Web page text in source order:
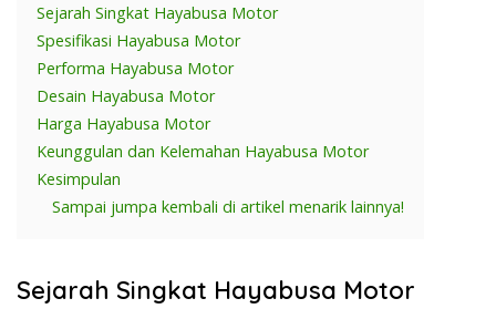
Sejarah Singkat Hayabusa Motor
Spesifikasi Hayabusa Motor
Performa Hayabusa Motor
Desain Hayabusa Motor
Harga Hayabusa Motor
Keunggulan dan Kelemahan Hayabusa Motor
Kesimpulan
Sampai jumpa kembali di artikel menarik lainnya!
Sejarah Singkat Hayabusa Motor